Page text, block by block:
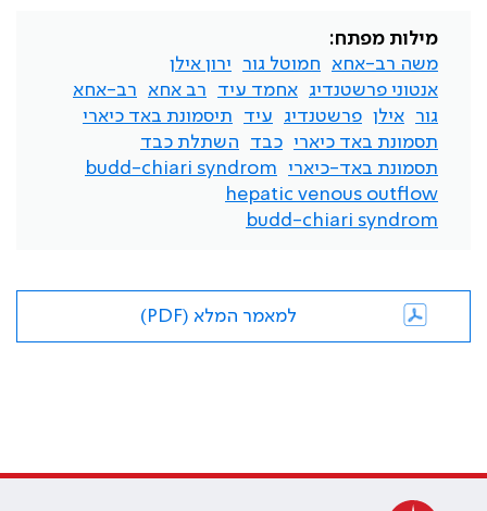
מילות מפתח:
משה רב-אחא
חמוטל גור
ירון אילן
אנטוני פרשטנדיג
אחמד עיד רב אחא
רב-אחא
גור
אילן פרשטנדיג עיד
תיסמונת באד כיארי
תסמונת באד כיארי כבד
השתלת כבד
תסמונת באד-כיארי
budd-chiari syndrom
hepatic venous outflow
budd-chiari syndrom
למאמר המלא (PDF)